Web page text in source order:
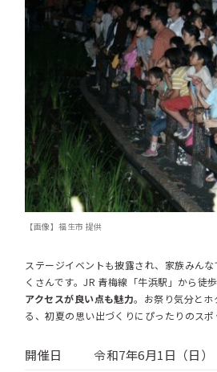
【画像】福生市 提供
ステージイベントも披露され、家族みん
くさんです。JR 青梅線「牛浜駅」から徒
アクセスが良い点も魅力。お祭り気分とホ
る、初夏の思い出づくりにぴったりのスポ
開催日 令和7年6月1日（日）